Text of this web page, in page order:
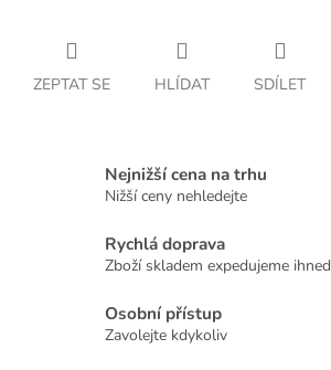
ZEPTAT SE HLÍDAT SDÍLET
Nejnižší cena na trhu
Nižší ceny nehledejte
Rychlá doprava
Zboží skladem expedujeme ihned
Osobní přístup
Zavolejte kdykoliv